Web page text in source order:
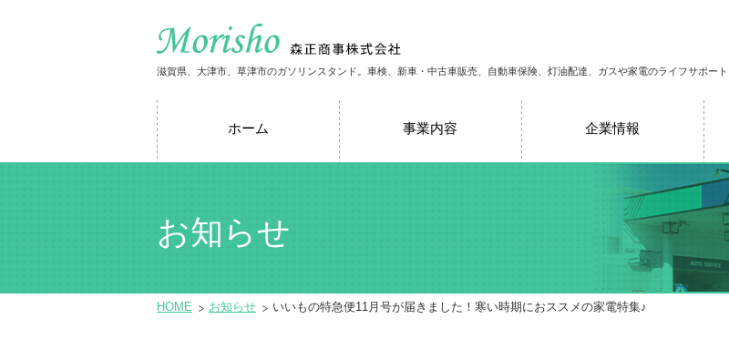
滋賀県、大津市、草津市のガソリンスタンド。車検、新車・中古車販売、自動車保険、灯油配達、ガスや家電のライフサポート
ホーム 事業内容 企業情報
お知らせ
HOME お知らせ いいもの特急便11月号が届きました！寒い時期におススメの家電特集♪